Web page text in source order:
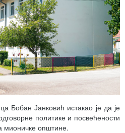
Бобан Јанковић истакао је да је
политике и посвећености
мионичке општине.